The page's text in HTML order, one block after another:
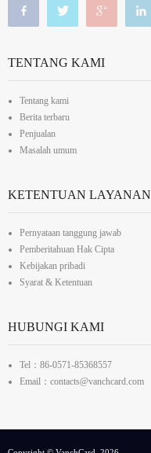
TENTANG KAMI
Tentang kami
Berita terbaru
Penjualan
Masalah umum
KETENTUAN LAYANAN
Pernyataan tanggung jawab
Pemberitahuan Hak Cipta
Kebijakan pribadi
Syarat & Ketentuan
HUBUNGI KAMI
Tel：86-0571-85368557
Email：contacts@vanchcard.com